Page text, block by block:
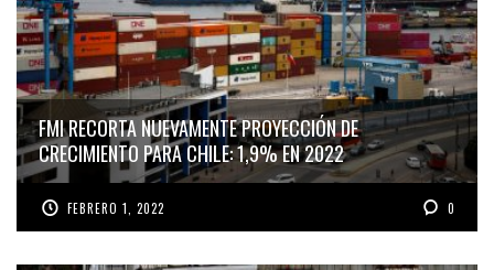
FMI RECORTA NUEVAMENTE PROYECCIÓN DE
CRECIMIENTO PARA CHILE: 1,9% EN 2022
FEBRERO 1, 2022 0